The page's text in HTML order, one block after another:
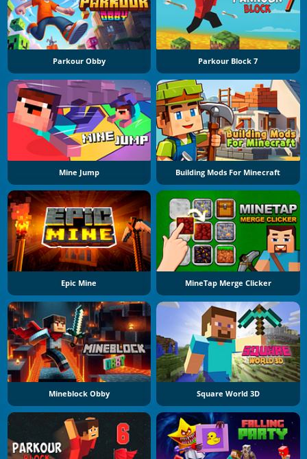
Parkour Obby Parkour Block 7
Mine Jump Building Mods For Minecraft
Epic Mine MineTap Merge Clicker
Mineblock Obby Square World 3D